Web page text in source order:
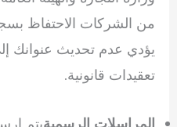
من الشركات الاحتفاظ
يؤدي عدم تحديث عنوانك
تعقيدات قانونية.
المراسلات الرسميةيتم